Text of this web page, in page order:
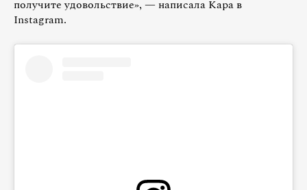
получите удовольствие», — написала Кара в
Instagram.